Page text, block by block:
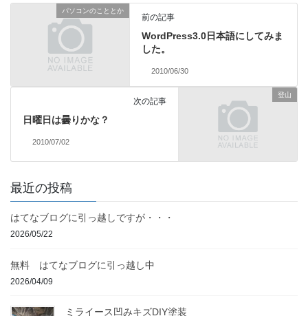
パソコンのこととか
前の記事
WordPress3.0日本語にしてみま
した。
2010/06/30
登山
次の記事
日曜日は曇りかな？
2010/07/02
最近の投稿
はてなブログに引っ越しですが・・・
2026/05/22
無料 はてなブログに引っ越し中
2026/04/09
ミライース凹みキズDIY塗装